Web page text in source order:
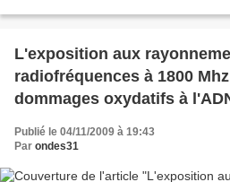
L'exposition aux
radiofréquences à 1800
dommages oxydatifs à
Publié le 04/11/2009 à 19:43
Par ondes31